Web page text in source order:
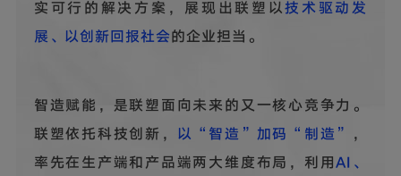
实可行的解决方案，展现出联塑以技术驱动发
展、以创新回报社会的企业担当。
智造赋能，是联塑面向未来的又一核心竞争力。
联塑依托科技创新， 以“智造”加码“制造” ，
率先在生产端和产品端两大维度布局，利用AI、